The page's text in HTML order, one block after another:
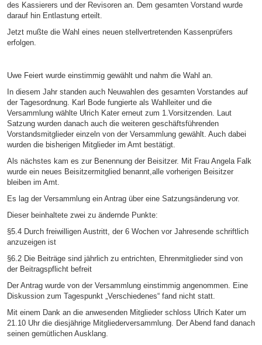
des Kassierers und der Revisoren an. Dem gesamten Vorstand wurde
darauf hin Entlastung erteilt.
Jetzt mußte die Wahl eines neuen stellvertretenden Kassenprüfers
erfolgen.
Uwe Feiert wurde einstimmig gewählt und nahm die Wahl an.
In diesem Jahr standen auch Neuwahlen des gesamten Vorstandes auf
der Tagesordnung. Karl Bode fungierte als Wahlleiter und die
Versammlung wählte Ulrich Kater erneut zum 1.Vorsitzenden. Laut
Satzung wurden danach auch die weiteren geschäftsführenden
Vorstandsmitglieder einzeln von der Versammlung gewählt. Auch dabei
wurden die bisherigen Mitglieder im Amt bestätigt.
Als nächstes kam es zur Benennung der Beisitzer. Mit Frau Angela Falk
wurde ein neues Beisitzermitglied benannt,alle vorherigen Beisitzer
bleiben im Amt.
Es lag der Versammlung ein Antrag über eine Satzungsänderung vor.
Dieser beinhaltete zwei zu ändernde Punkte:
§5.4 Durch freiwilligen Austritt, der 6 Wochen vor Jahresende schriftlich
anzuzeigen ist
§6.2 Die Beiträge sind jährlich zu entrichten, Ehrenmitglieder sind von
der Beitragspflicht befreit
Der Antrag wurde von der Versammlung einstimmig angenommen. Eine
Diskussion zum Tagespunkt „Verschiedenes“ fand nicht statt.
Mit einem Dank an die anwesenden Mitglieder schloss Ulrich Kater um
21.10 Uhr die diesjährige Mitgliederversammlung. Der Abend fand danach
seinen gemütlichen Ausklang.